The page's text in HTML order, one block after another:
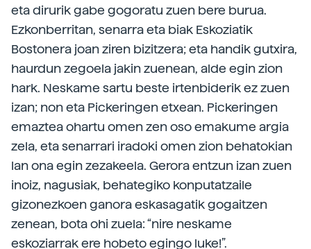
eta dirurik gabe gogoratu zuen bere burua.
Ezkonberritan, senarra eta biak Eskoziatik
Bostonera joan ziren bizitzera; eta handik gutxira,
haurdun zegoela jakin zuenean, alde egin zion
hark. Neskame sartu beste irtenbiderik ez zuen
izan; non eta Pickeringen etxean. Pickeringen
emaztea ohartu omen zen oso emakume argia
zela, eta senarrari iradoki omen zion behatokian
lan ona egin zezakeela. Gerora entzun izan zuen
inoiz, nagusiak, behategiko konputatzaile
gizonezkoen ganora eskasagatik gogaitzen
zenean, bota ohi zuela: “nire neskame
eskoziarrak ere hobeto egingo luke!”.